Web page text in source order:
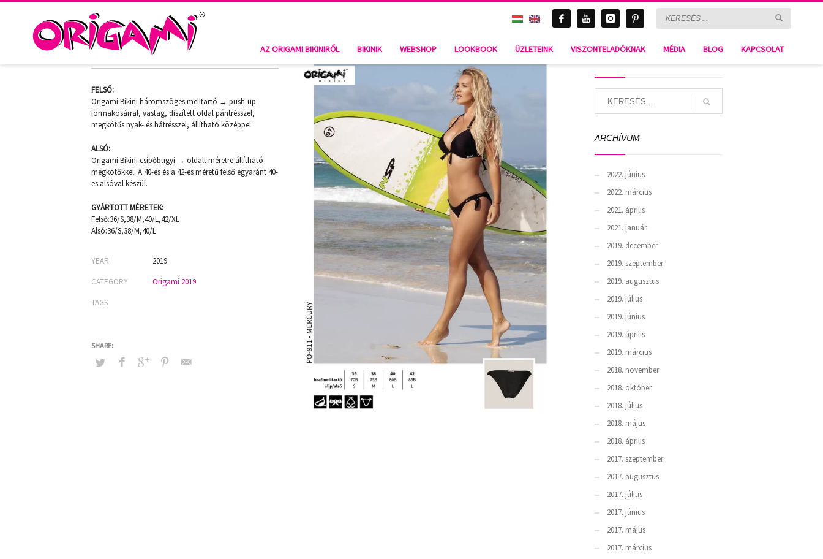
AZ ORIGAMI BIKINIRŐL BIKINIK WEBSHOP LOOKBOOK ÜZLETEINK VISZONTELADÓKNAK MÉDIA BLOG KAPCSOLAT
MERCURY PO-911
FELSŐ:
Origami Bikini háromszöges melltartó → push-up
formakosárral, vastag, díszített oldal pántrésszel,
megkötős nyak- és hátrésszel, állítható középpel.
ALSÓ:
Origami Bikini csípőbugyi → oldalt méretre állítható
megkötőkkel. A 40-es és a 42-es méretű felső egyaránt 40-
es alsóval készül.
GYÁRTOTT MÉRETEK:
Felső:36/S,38/M,40/L,42/XL
Alsó:36/S,38/M,40/L
YEAR
2019
CATEGORY
Origami 2019
TAGS
ARCHÍVUM
2022. június
2022. március
2021. április
2021. január
2019. december
2019. szeptember
2019. augusztus
2019. július
2019. június
2019. április
2019. március
2018. november
2018. október
2018. július
2018. május
2018. április
2017. szeptember
2017. augusztus
2017. július
2017. június
2017. május
2017. március